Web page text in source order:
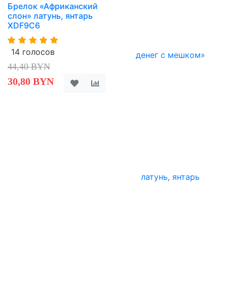
Брелок «Африканский
слон» латунь, янтарь
XDF9C6
14 голосов
44,40 BYN
30,80 BYN